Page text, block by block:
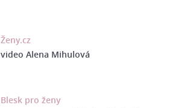
Ženy.cz
video Alena Mihulová
Blesk pro ženy